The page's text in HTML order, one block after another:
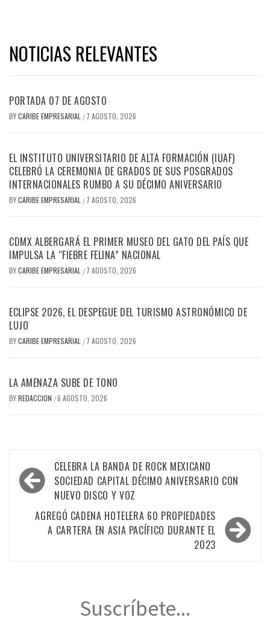
NOTICIAS RELEVANTES
PORTADA 07 DE AGOSTO
BYCARIBE EMPRESARIAL / 7 AGOSTO, 2026
EL INSTITUTO UNIVERSITARIO DE ALTA FORMACIÓN (IUAF)
CELEBRÓ LA CEREMONIA DE GRADOS DE SUS POSGRADOS
INTERNACIONALES RUMBO A SU DÉCIMO ANIVERSARIO
BYCARIBE EMPRESARIAL / 7 AGOSTO, 2026
CDMX ALBERGARÁ EL PRIMER MUSEO DEL GATO DEL PAÍS QUE
IMPULSA LA “FIEBRE FELINA” NACIONAL
BYCARIBE EMPRESARIAL / 7 AGOSTO, 2026
ECLIPSE 2026, EL DESPEGUE DEL TURISMO ASTRONÓMICO DE
LUJO
BYCARIBE EMPRESARIAL / 7 AGOSTO, 2026
LA AMENAZA SUBE DE TONO
BYREDACCION /6 AGOSTO, 2026
Navegación
de
entradas
CELEBRA LA BANDA DE ROCK MEXICANO
SOCIEDAD CAPITAL DÉCIMO ANIVERSARIO CON
NUEVO DISCO Y VOZ
AGREGÓ CADENA HOTELERA 60 PROPIEDADES
A CARTERA EN ASIA PACÍFICO DURANTE EL
2023
Suscríbete...